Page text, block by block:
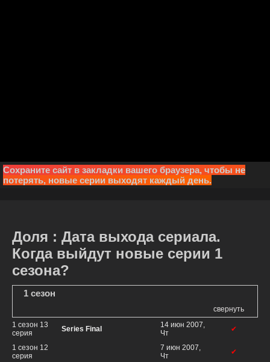
Сохраните сайт в закладки вашего браузера, чтобы не
потерять, новые серии выходят каждый день.
Доля : Дата выхода сериала.
Когда выйдут новые серии 1
сезона?
1 сезон
свернуть
1 сезон 13
серия
Series Final
14 июн 2007,
Чт
✔
1 сезон 12
серия
7 июн 2007,
Чт
✔